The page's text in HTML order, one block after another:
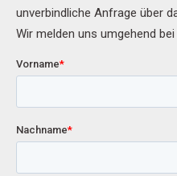
unverbindliche Anfrage über
Wir melden uns umgehend bei